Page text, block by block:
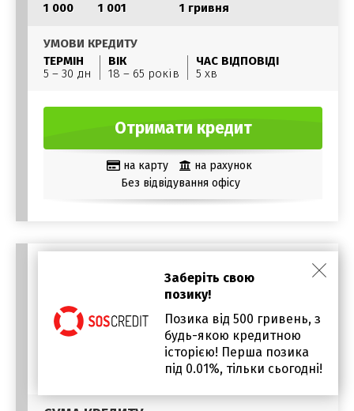
1 000
1 001
1 гривня
УМОВИ КРЕДИТУ
ТЕРМІН
5 – 30 дн
ВІК
18 – 65 років
ЧАС ВІДПОВІДІ
5 хв
Отримати кредит
на карту
на рахунок
Без відвідування офісу
Заберіть свою
позику!
Позика від 500 гривень, з
будь-якою кредитною
історією! Перша позика
під 0.01%, тільки сьогодні!